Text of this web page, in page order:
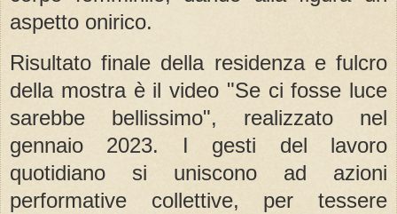
aspetto onirico.
Risultato finale della residenza e fulcro
della mostra è il video "Se ci fosse luce
sarebbe bellissimo", realizzato nel
gennaio 2023. I gesti del lavoro
quotidiano si uniscono ad azioni
performative collettive, per tessere